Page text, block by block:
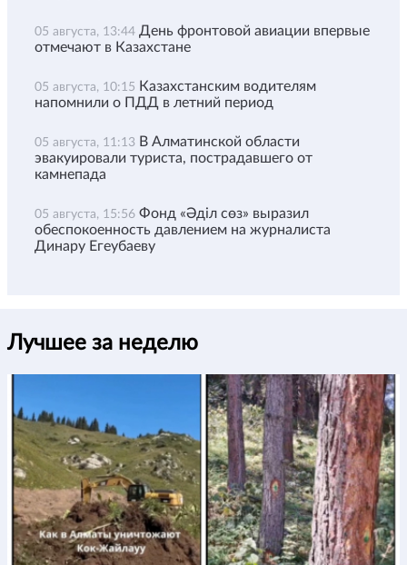
05 августа, 13:44 День фронтовой авиации впервые
отмечают в Казахстане
05 августа, 10:15 Казахстанским водителям
напомнили о ПДД в летний период
05 августа, 11:13 В Алматинской области
эвакуировали туриста, пострадавшего от
камнепада
05 августа, 15:56 Фонд «Әділ сөз» выразил
обеспокоенность давлением на журналиста
Динару Егеубаеву
Лучшее за неделю